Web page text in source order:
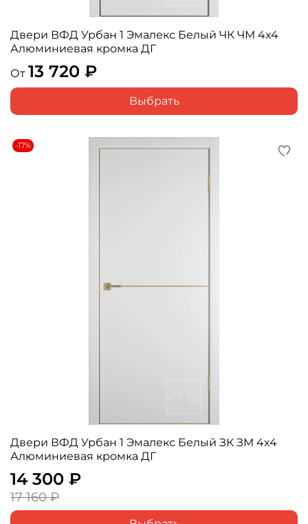
Двери ВФД Урбан 1 Эмалекс Белый ЧК ЧМ 4x4
Алюминиевая кромка ДГ
От 13 720 ₽
Выбрать
-17%
Двери ВФД Урбан 1 Эмалекс Белый ЗК ЗM 4х4
Алюминиевая кромка ДГ
14 300 ₽
17 160 ₽